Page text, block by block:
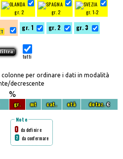
gr. 2 gr. 2 gr. 1-2
gr. 1 gr. 2 gr. 3
tutti
per ordinare i dati in modalità
decrescente
%
gr. mt cat. età dotaz.€
Note
1 da definire
2 da confermare